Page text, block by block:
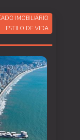
IMOBILIÁRIO
ESTILO DE VIDA